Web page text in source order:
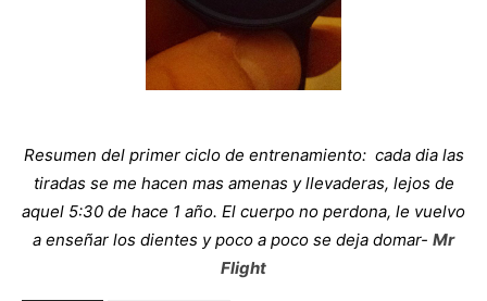
Resumen del primer ciclo de entrenamiento: cada dia las
tiradas se me hacen mas amenas y llevaderas, lejos de
aquel 5:30 de hace 1 año. El cuerpo no perdona, le vuelvo
a enseñar los dientes y poco a poco se deja domar- Mr
Flight